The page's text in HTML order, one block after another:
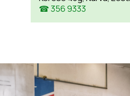
☎ 356 9333